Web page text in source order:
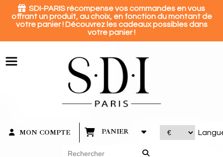
 SDI-PARIS récompense vos commandes en vous
offrant un produit, au choix, en fonction du montant de
votre panier ! Découvrez les cadeaux possibles dans
votre panier !
MON COMPTE PANIER
Panneau de gestion des cookies